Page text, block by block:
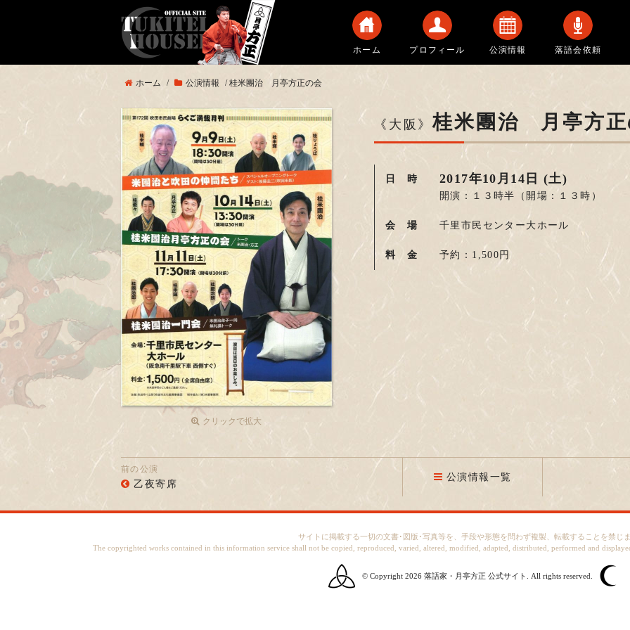
ホーム プロフィール 公演情報 落語会依頼
ホーム / 公演情報 /桂米團治 月亭方正の会
クリックで拡大
《大阪》桂米團治 月亭方正
日 時 2017年10月14日 (土)
開演：１３時半 （開場：１３時）
会 場 千里市民センター大ホール
料 金 予約：1,500円
前の公演
乙夜寄席
公演情報一覧
サイトに掲載する一切の文書･図版･写真等を、手段や形態を問わず複製、転載することを禁じ
The copyrighted works contained in this information service shall not be copied, reproduced, varied, altered, modified, adapted, distributed, performed and
© Copyright 2026 落語家・月亭方正 公式サイト. All rights reserved.